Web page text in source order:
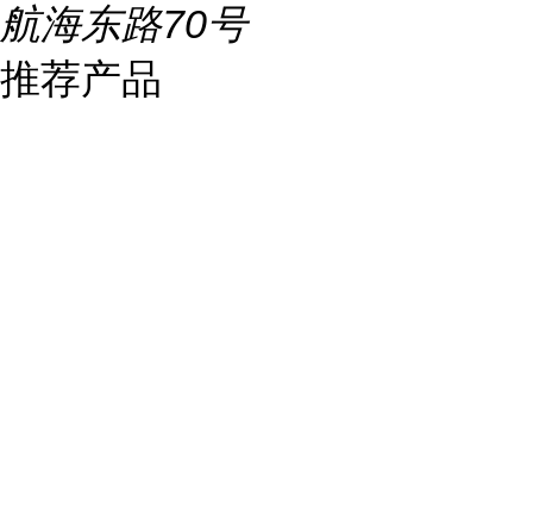
航海东路70号
推荐产品